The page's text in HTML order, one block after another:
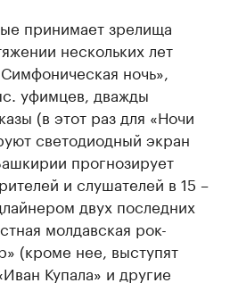
принимает зрелища
нескольких лет
ночь»,
уфимцев, дважды
(в этот раз для «Ночи
светодиодный экран
прогнозирует
и слушателей в 15 –
двух последних
молдавская рок-
(кроме нее, выступят
Купала» и другие